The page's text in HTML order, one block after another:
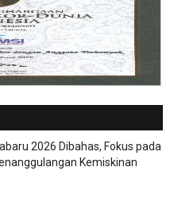
2026 Dibahas, Fokus pada
Kemiskinan